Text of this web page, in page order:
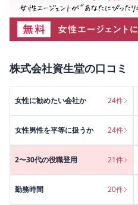
株式会社資生堂の口コミ
女性に勧めたい会社か 24件
女性男性を平等に扱うか 24件
2〜30代の役職登用 21件
勤務時間 20件